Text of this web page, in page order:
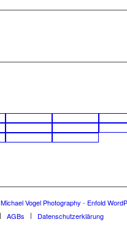
Michael Vogel Photography - Enfold
AGBs Datenschutzerklärung